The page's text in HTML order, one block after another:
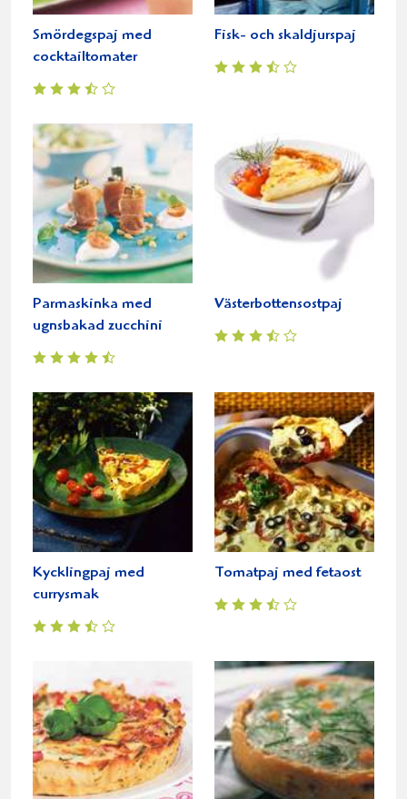
Smördegspaj med
cocktailtomater
Fisk- och skaldjurspaj
Parmaskinka med
ugnsbakad zucchini
Västerbottensostpaj
Kycklingpaj med
currysmak
Tomatpaj med fetaost